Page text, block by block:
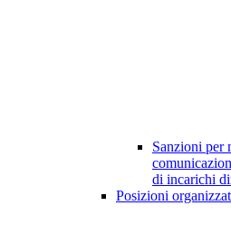
Sanzioni per
di incarichi
Posizioni